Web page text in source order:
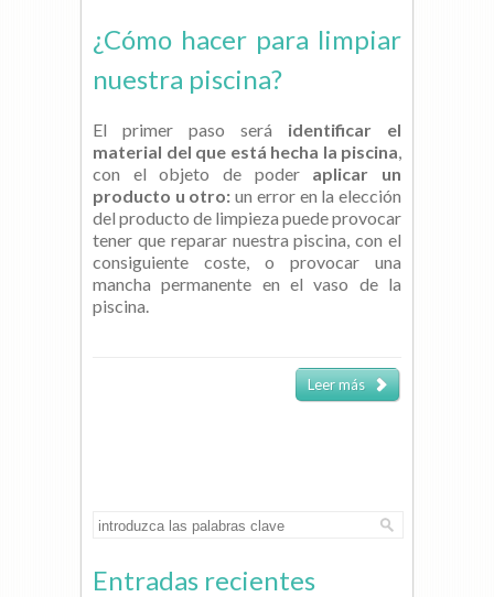
¿Cómo hacer para limpiar
nuestra piscina?
El primer paso será identificar el
material del que está hecha la piscina
con el objeto de poder aplicar un
producto u otro: un error en la elección
del producto de limpieza puede provocar
tener que reparar nuestra piscina, con el
consiguiente coste, o provocar una
mancha permanente en el vaso de la
piscina.
Leer más
Entradas recientes